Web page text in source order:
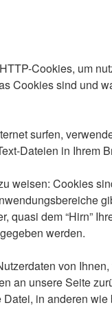
Cookies, um
Cookies sind und
surfen,
Dateien in Ihrem
weisen: Cookies
quasi dem “Hirn”
werden.
von
an unsere Seite
in anderen